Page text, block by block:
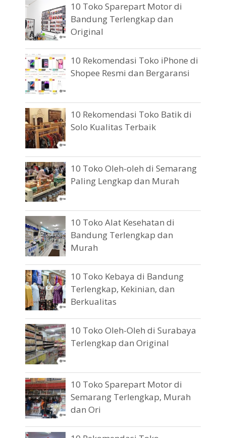
10 Toko Sparepart Motor di
Bandung Terlengkap dan
Original
10 Rekomendasi Toko iPhone di
Shopee Resmi dan Bergaransi
10 Rekomendasi Toko Batik di
Solo Kualitas Terbaik
10 Toko Oleh-oleh di Semarang
Paling Lengkap dan Murah
10 Toko Alat Kesehatan di
Bandung Terlengkap dan
Murah
10 Toko Kebaya di Bandung
Terlengkap, Kekinian, dan
Berkualitas
10 Toko Oleh-Oleh di Surabaya
Terlengkap dan Original
10 Toko Sparepart Motor di
Semarang Terlengkap, Murah
dan Ori